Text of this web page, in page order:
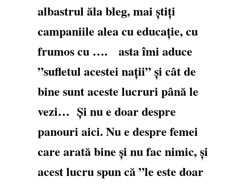
albastrul ăla bleg, mai știți
campaniile alea cu educație, cu
frumos cu …. asta îmi aduce
”sufletul acestei nații” și cât de
bine sunt aceste lucruri până le
vezi… Și nu e doar despre
panouri aici. Nu e despre femei
care arată bine și nu fac nimic, și
acest lucru spun că ”le este doar